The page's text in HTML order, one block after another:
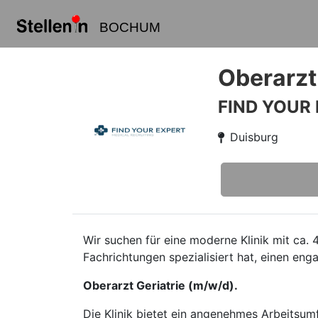
BOCHUM
FIND YOUR
Duisburg
Wir suchen für eine moderne Klinik mit ca.
Fachrichtungen spezialisiert hat, einen
Oberarzt Geriatrie (m/w/d).
Die Klinik bietet ein angenehmes